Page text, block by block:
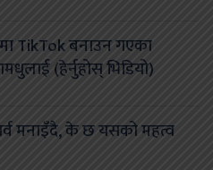
TikTok बनाउन गएका
(हेर्नुहोस् भिडियो)
मनाइँदै, के छ यसको महत्व